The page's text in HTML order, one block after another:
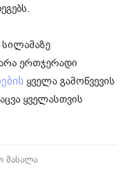
ერთჯერადი
ყველა გამოწვევის
ყველასთვის
მასალა